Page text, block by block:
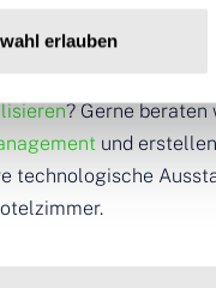
erlauben
ein bestehendes
? Gerne beraten
und
technologische